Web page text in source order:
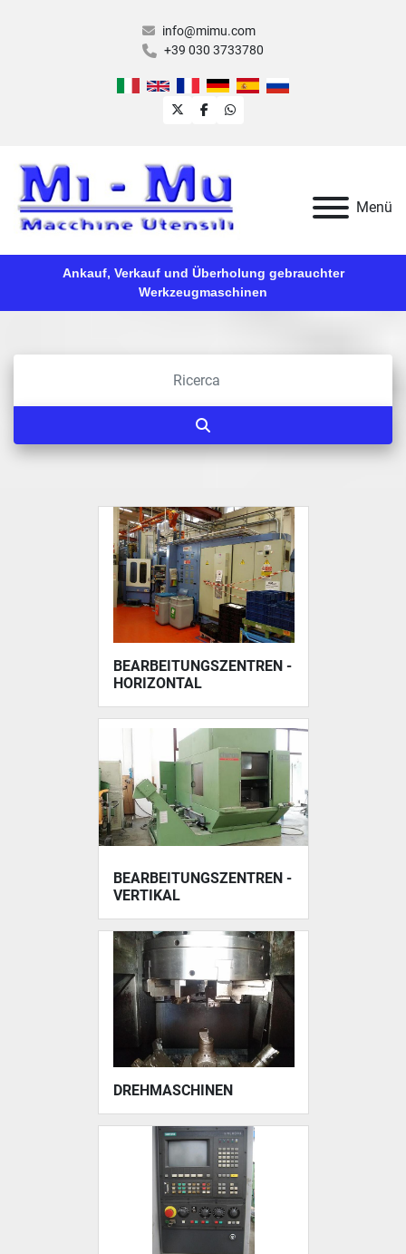
info@mimu.com
+39 030 3733780
twitterfacebookwhatsapp
Menü
Ankauf, Verkauf und Überholung gebrauchter
Werkzeugmaschinen
BEARBEITUNGSZENTREN -
HORIZONTAL
BEARBEITUNGSZENTREN -
VERTIKAL
DREHMASCHINEN